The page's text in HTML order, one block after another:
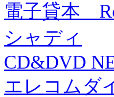
電子貸本
シャディ
CD&DVD
エレコムダ